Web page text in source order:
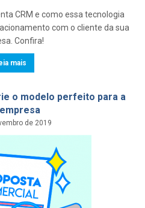
CRM e como essa tecnologia
com o cliente da sua
Confira!
mais
o modelo perfeito para a
de 2019